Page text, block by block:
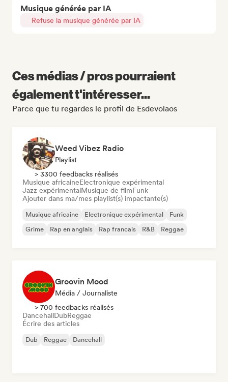
Musique générée par IA
Refuse la musique générée par IA
Ces médias / pros pourraient
également t'intéresser...
Parce que tu regardes le profil de Esdevolaos
Weed Vibez Radio
Playlist
> 3300 feedbacks réalisés
Musique africaineElectronique expérimental
Jazz expérimentalMusique de filmFunk
Ajouter dans ma/mes playlist(s) impactante(s)
Musique africaine Electronique expérimental
Funk
Grime
Rap en anglais Rap francais R&B Reggae
Groovin Mood
Média / Journaliste
> 700 feedbacks réalisés
DancehallDubReggae
Écrire des articles
Dub Reggae Dancehall